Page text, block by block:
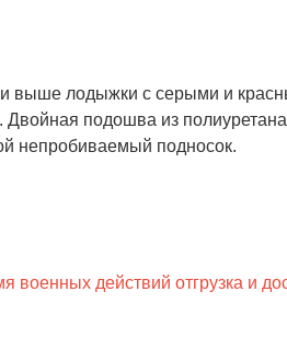
выше лодыжки с серыми и
подошва из
непробиваемый подносок.
действий отгрузка и